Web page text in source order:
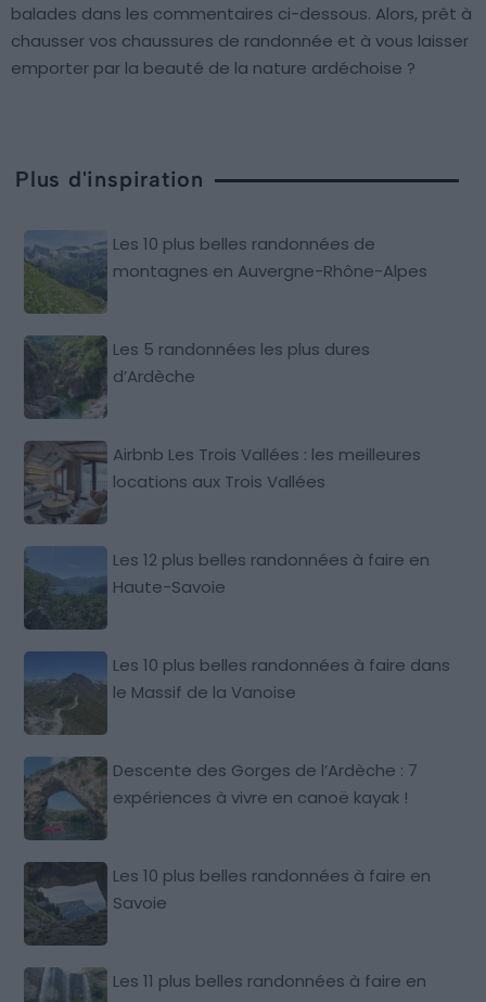
balades dans les commentaires ci-dessous. Alors, prêt à
chausser vos chaussures de randonnée et à vous laisser
emporter par la beauté de la nature ardéchoise ?
Plus d'inspiration
Les 10 plus belles randonnées de
montagnes en Auvergne-Rhône-Alpes
Les 5 randonnées les plus dures
d’Ardèche
Airbnb Les Trois Vallées : les meilleures
locations aux Trois Vallées
Les 12 plus belles randonnées à faire en
Haute-Savoie
Les 10 plus belles randonnées à faire dans
le Massif de la Vanoise
Descente des Gorges de l’Ardèche : 7
expériences à vivre en canoë kayak !
Les 10 plus belles randonnées à faire en
Savoie
Les 11 plus belles randonnées à faire en